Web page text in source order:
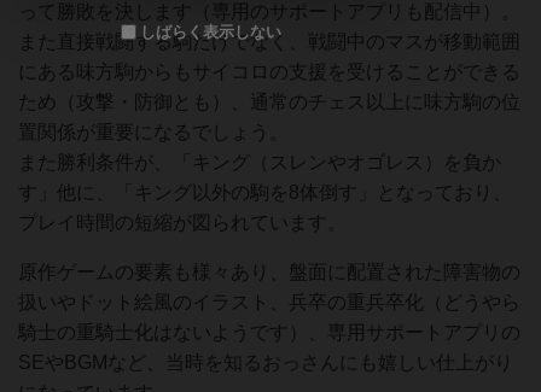
って勝敗を決します（専用のサポートアプリも配信中）。
また直接戦闘する駒だけでなく、戦闘中のマスが移動範囲
にある味方駒からもサイコロの支援を受けることができる
ため（攻撃・防御とも）、通常のチェス以上に味方駒の位
置関係が重要になるでしょう。
また勝利条件が、「キング（スレンやオゴレス）を負か
す」他に、「キング以外の駒を8体倒す」となっており、
プレイ時間の短縮が図られています。
原作ゲームの要素も様々あり、盤面に配置された障害物の
扱いやドット絵風のイラスト、兵卒の重兵卒化（どうやら
騎士の重騎士化はないようです）、専用サポートアプリの
SEやBGMなど、当時を知るおっさんにも嬉しい仕上がり
しばらく表示しない